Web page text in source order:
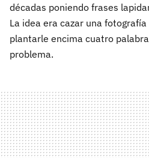
décadas poniendo frases
La idea era cazar una
plantarle encima cuatro
problema.